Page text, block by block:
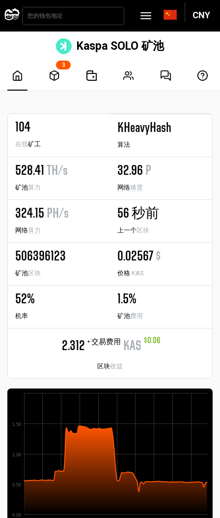
CNY
Kaspa SOLO 矿池
3
104
在线矿工
KHeavyHash
算法
528.41 TH/s
矿池算力
32.96 P
网络难度
324.15 PH/s
网络算力
56 秒前
上一个区块
506396123
矿池区块
0.02567 $
价格 KAS
52%
机率
1.5%
矿池费用
2.312 + 交易费用 KAS $0.06
区块收益
0.00
0.50
1.00
1.50